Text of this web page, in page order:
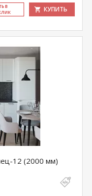
В
КУПИТЬ
12 (2000 мм)